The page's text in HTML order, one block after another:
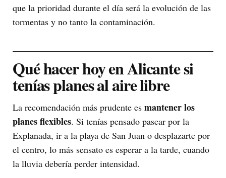
que la prioridad durante el día será la evolución de las
tormentas y no tanto la contaminación.
Qué hacer hoy en Alicante si
tenías planes al aire libre
La recomendación más prudente es mantener los
planes flexibles. Si tenías pensado pasear por la
Explanada, ir a la playa de San Juan o desplazarte por
el centro, lo más sensato es esperar a la tarde, cuando
la lluvia debería perder intensidad.